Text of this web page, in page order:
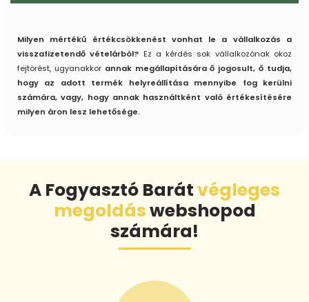
Milyen mértékű értékcsökkenést vonhat le a vállalkozás a
visszafizetendő vételárból? Ez a kérdés sok vállalkozónak okoz
fejtörést, ugyanakkorannak megállapítására ő jogosult, ő tudja,
hogy az adott termék helyreállítása mennyibe fog kerülni
számára, vagy, hogy annak használtként való értékesítésére
milyen áron lesz lehetősége.
A Fogyasztó Barátvégleges
megoldáswebshopod
számára!